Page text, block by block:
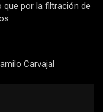
que por la filtración de
Carvajal